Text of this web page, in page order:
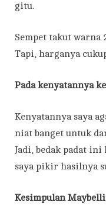
gitu.
Sempet takut warna
Tapi, harganya
Pada kenyatannya
Kenyatannya saya
niat banget untuk
Jadi, bedak padat ini
saya pikir hasilnya
Kesimpulan